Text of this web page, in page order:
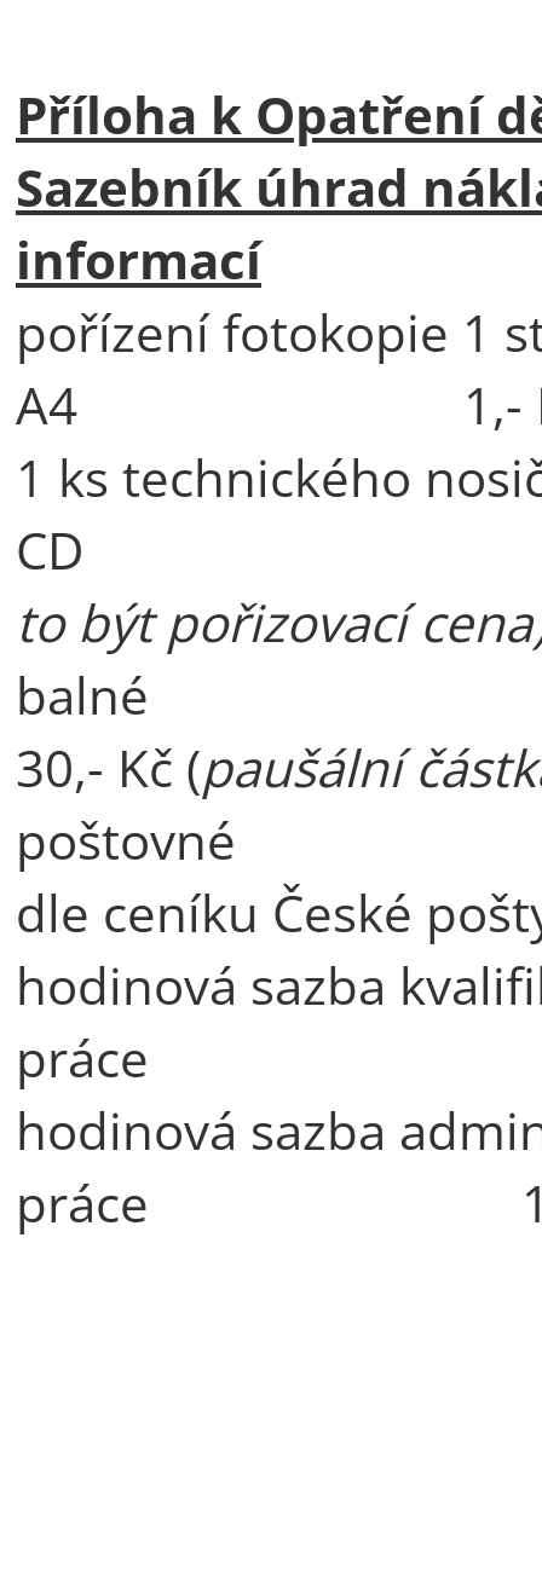
Příloha k Opatření
Sazebník úhrad
informací
pořízení fotokopie 1
A4 1,-
1 ks technického
CD
to být pořizovací
30,- Kč (paušální
dle ceníku České
hodinová sazba
práce
hodinová sazba
práce